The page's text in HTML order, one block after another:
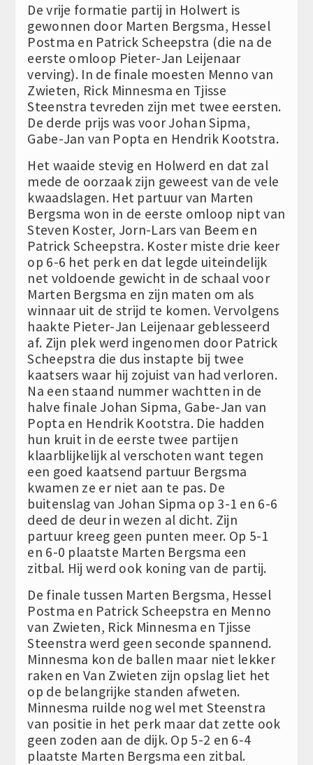
De vrije formatie partij in Holwert is
gewonnen door Marten Bergsma, Hessel
Postma en Patrick Scheepstra (die na de
eerste omloop Pieter-Jan Leijenaar
verving). In de finale moesten Menno van
Zwieten, Rick Minnesma en Tjisse
Steenstra tevreden zijn met twee eersten.
De derde prijs was voor Johan Sipma,
Gabe-Jan van Popta en Hendrik Kootstra.
Het waaide stevig en Holwerd en dat zal
mede de oorzaak zijn geweest van de vele
kwaadslagen. Het partuur van Marten
Bergsma won in de eerste omloop nipt van
Steven Koster, Jorn-Lars van Beem en
Patrick Scheepstra. Koster miste drie keer
op 6-6 het perk en dat legde uiteindelijk
net voldoende gewicht in de schaal voor
Marten Bergsma en zijn maten om als
winnaar uit de strijd te komen. Vervolgens
haakte Pieter-Jan Leijenaar geblesseerd
af. Zijn plek werd ingenomen door Patrick
Scheepstra die dus instapte bij twee
kaatsers waar hij zojuist van had verloren.
Na een staand nummer wachtten in de
halve finale Johan Sipma, Gabe-Jan van
Popta en Hendrik Kootstra. Die hadden
hun kruit in de eerste twee partijen
klaarblijkelijk al verschoten want tegen
een goed kaatsend partuur Bergsma
kwamen ze er niet aan te pas. De
buitenslag van Johan Sipma op 3-1 en 6-6
deed de deur in wezen al dicht. Zijn
partuur kreeg geen punten meer. Op 5-1
en 6-0 plaatste Marten Bergsma een
zitbal. Hij werd ook koning van de partij.
De finale tussen Marten Bergsma, Hessel
Postma en Patrick Scheepstra en Menno
van Zwieten, Rick Minnesma en Tjisse
Steenstra werd geen seconde spannend.
Minnesma kon de ballen maar niet lekker
raken en Van Zwieten zijn opslag liet het
op de belangrijke standen afweten.
Minnesma ruilde nog wel met Steenstra
van positie in het perk maar dat zette ook
geen zoden aan de dijk. Op 5-2 en 6-4
plaatste Marten Bergsma een zitbal.